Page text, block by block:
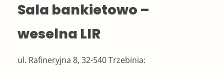
Sala bankietowo –
weselna LIR
ul. Rafineryjna 8, 32-540 Trzebinia: